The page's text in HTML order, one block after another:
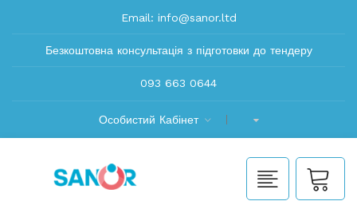
Email: info@sanor.ltd
Безкоштовна консультація з підготовки до тендеру
093 663 0644
Особистий Кабінет